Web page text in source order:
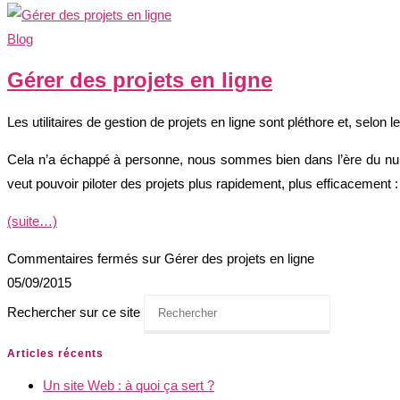
Blog
Gérer des projets en ligne
Les utilitaires de gestion de projets en ligne sont pléthore et, selon
Cela n’a échappé à personne, nous sommes bien dans l’ère du
veut pouvoir piloter des projets plus rapidement, plus efficacement
(suite…)
Commentaires fermés sur Gérer des projets en ligne
05/09/2015
Rechercher sur ce site
Articles récents
Un site Web : à quoi ça sert ?